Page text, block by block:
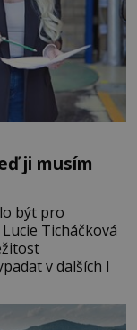
ji musím
být pro
Ticháčková
v dalších l